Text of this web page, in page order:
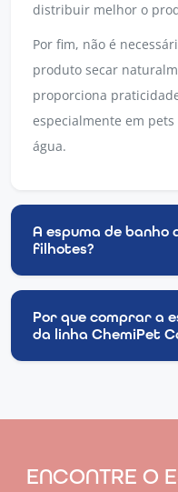
distribuir melhor o
Por fim, não é
produto secar
proporciona
especialmente em
água.
A espuma de banho
filhotes?
Por que comprar a
da linha ChemiPet
ENCONTRE O